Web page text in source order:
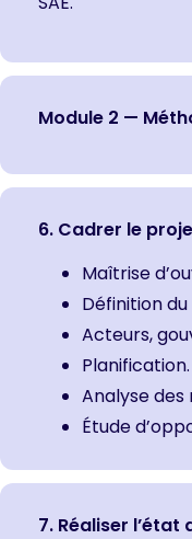
Module 2 —
6. Cadrer le
Maîtrise
Définition
Acteurs,
Planification.
Analyse des
Étude
7. Réaliser l’état